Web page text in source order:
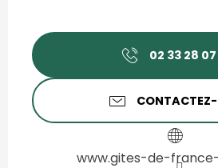
02 33 28 07
www.gites-de-